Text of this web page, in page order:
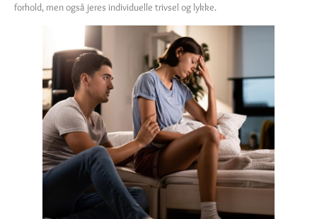
forhold, men også jeres individuelle trivsel og lykke.